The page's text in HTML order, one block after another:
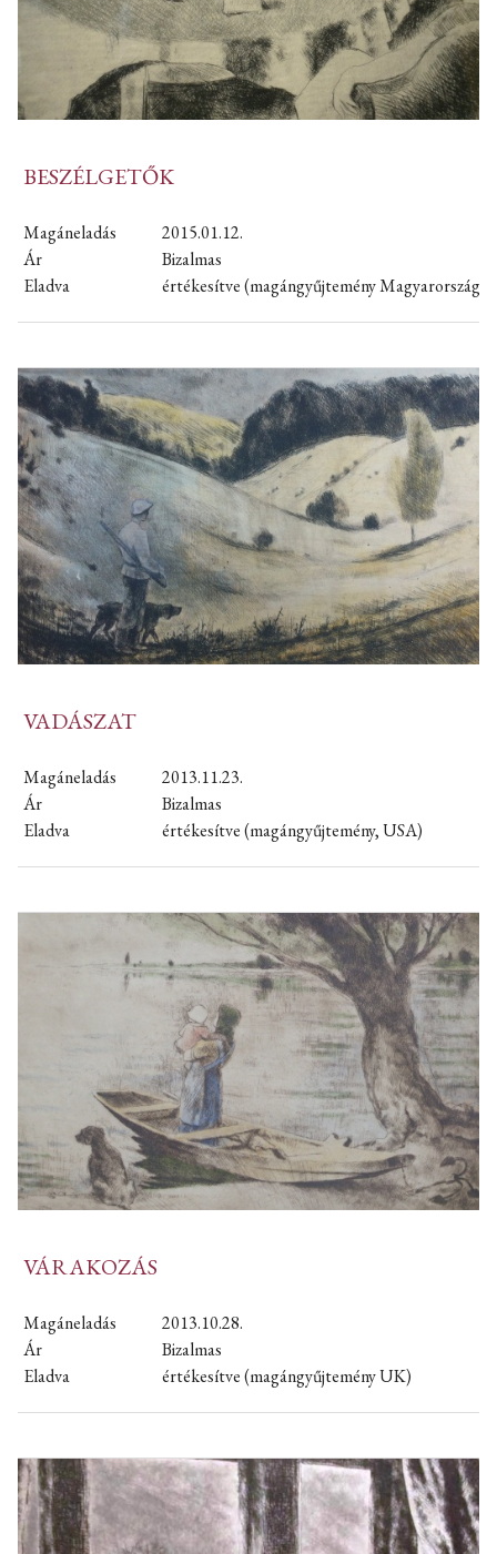
BESZÉLGETŐK
Magáneladás
2015.01.12.
Ár
Bizalmas
Eladva
értékesítve (magángyűjtemény Magyarország)
VADÁSZAT
Magáneladás
2013.11.23.
Ár
Bizalmas
Eladva
értékesítve (magángyűjtemény, USA)
VÁRAKOZÁS
Magáneladás
2013.10.28.
Ár
Bizalmas
Eladva
értékesítve (magángyűjtemény UK)